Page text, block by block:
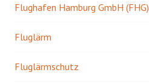
Flughafen Hamburg GmbH (FHG)
Fluglärm
Fluglärmschutz